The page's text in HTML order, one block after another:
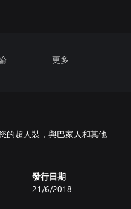
更多
的超人裝，與巴家人和其他
發行日期
21/6/2018